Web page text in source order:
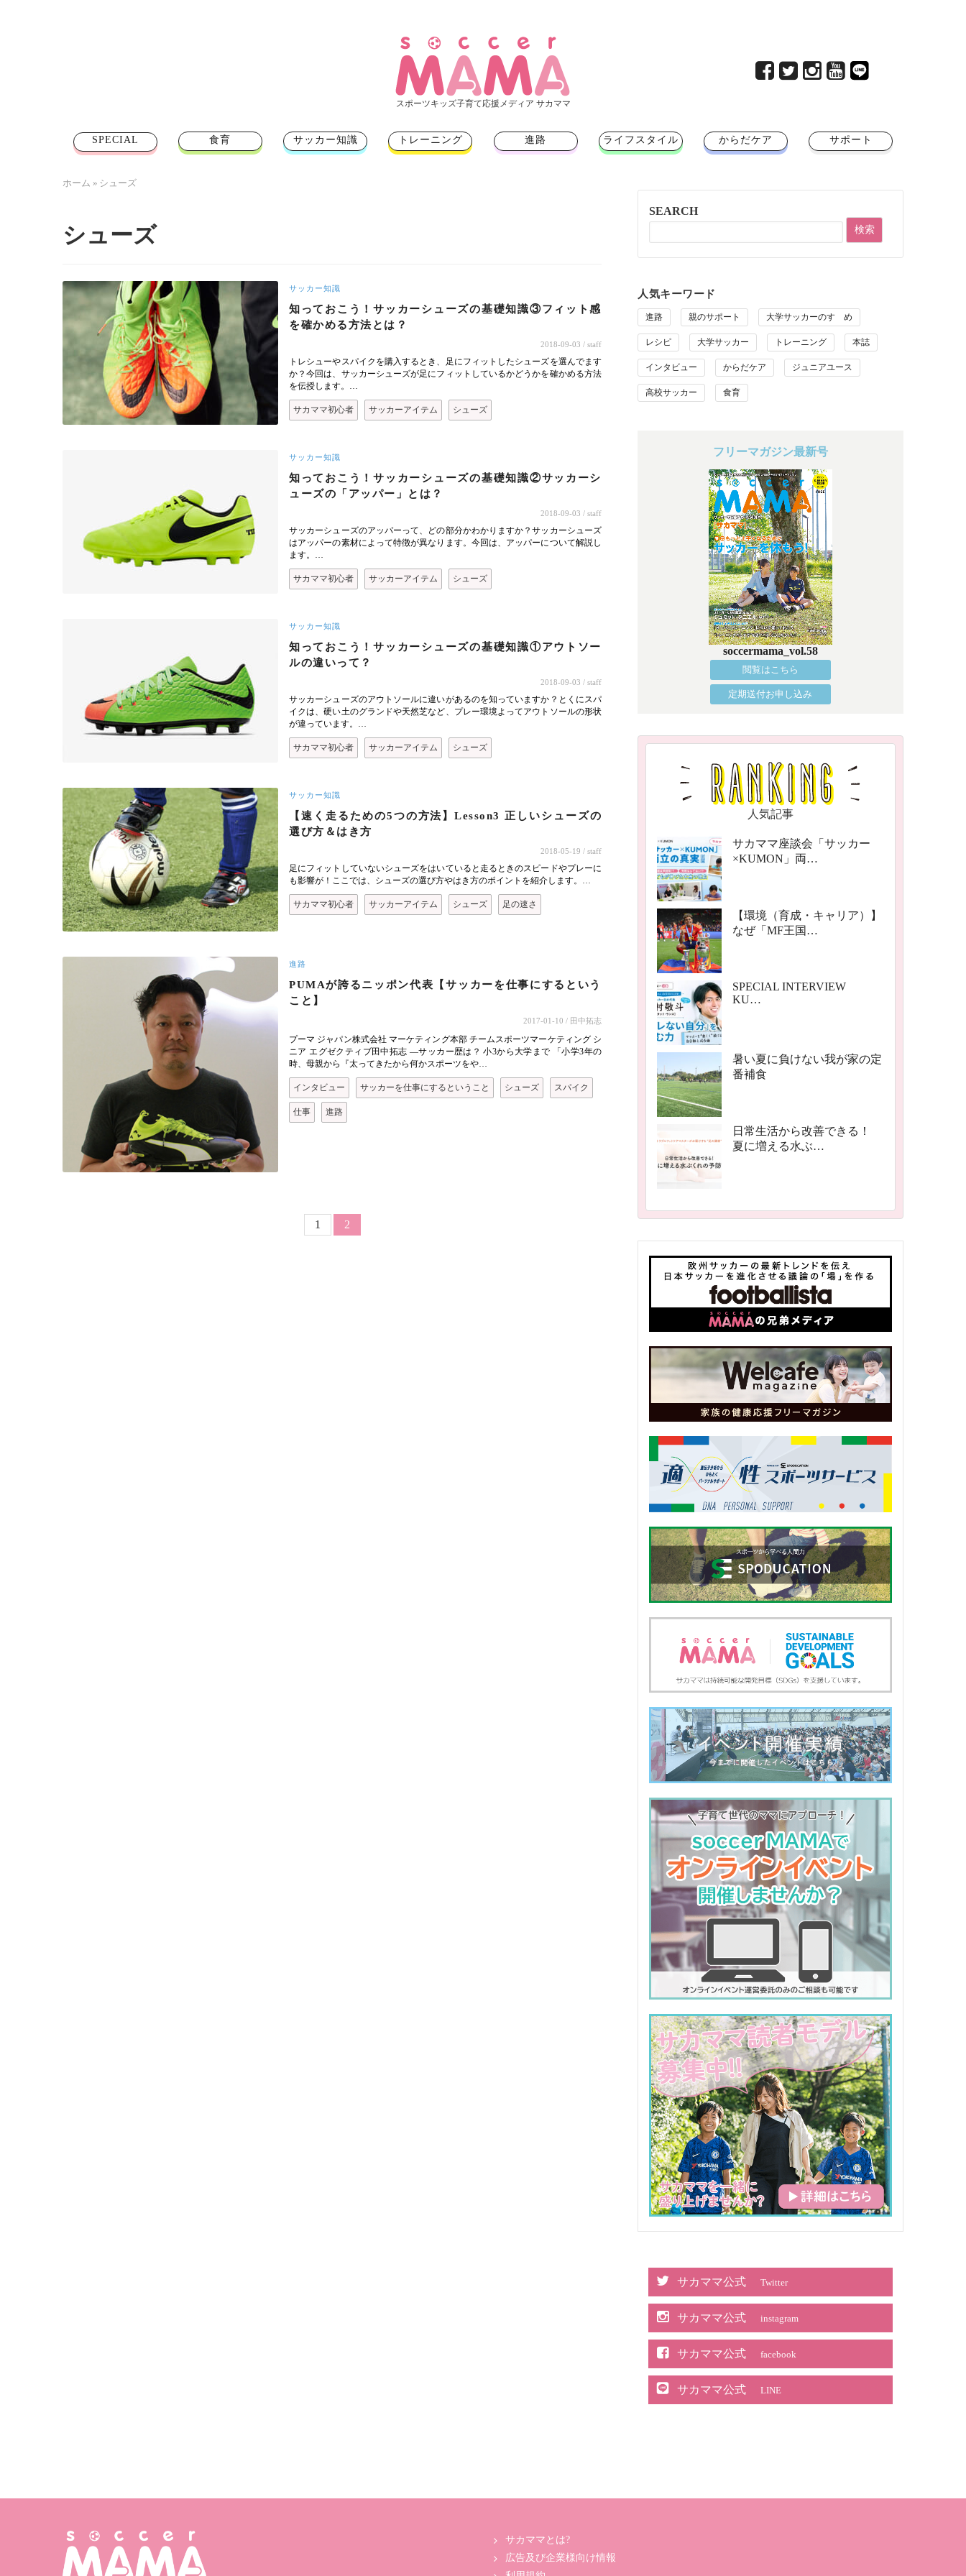
スポーツキッズ子育て応援メディア サカママ
SPECIAL 食育 サッカー知識 トレーニング 進路 ライフスタイル からだケア サポート
ホーム » シューズ
シューズ
サッカー知識
知っておこう！サッカーシューズの基礎知識③フィット感
を確かめる方法とは？
2018-09-03 / staff
トレシューやスパイクを購入するとき、足にフィットしたシューズを選んでます
か？今回は、サッカーシューズが足にフィットしているかどうかを確かめる方法
を伝授します。…
サカママ初心者 サッカーアイテム シューズ
サッカー知識
知っておこう！サッカーシューズの基礎知識②サッカーシ
ューズの「アッパー」とは？
2018-09-03 / staff
サッカーシューズのアッパーって、どの部分かわかりますか？サッカーシューズ
はアッパーの素材によって特徴が異なります。今回は、アッパーについて解説し
ます。…
サカママ初心者 サッカーアイテム シューズ
サッカー知識
知っておこう！サッカーシューズの基礎知識①アウトソー
ルの違いって？
2018-09-03 / staff
サッカーシューズのアウトソールに違いがあるのを知っていますか？とくにスパ
イクは、硬い土のグランドや天然芝など、プレー環境よってアウトソールの形状
が違っています。…
サカママ初心者 サッカーアイテム シューズ
サッカー知識
【速く走るための5つの方法】Lesson3 正しいシューズの
選び方＆はき方
2018-05-19 / staff
足にフィットしていないシューズをはいていると走るときのスピードやプレーに
も影響が！ここでは、シューズの選び方やはき方のポイントを紹介します。…
サカママ初心者 サッカーアイテム シューズ 足の速さ
進路
PUMAが誇るニッポン代表【サッカーを仕事にするという
こと】
2017-01-10 / 田中拓志
プーマ ジャパン株式会社 マーケティング本部 チームスポーツマーケティング シ
ニア エグゼクティブ田中拓志 ―サッカー歴は？ 小3から大学まで 「小学3年の
時、母親から『太ってきたから何かスポーツをや…
インタビュー サッカーを仕事にするということ シューズ スパイク
仕事 進路
ページ送り
Page
1 カレントページ
2
SEARCH
人気キーワード
進路 親のサポート 大学サッカーのすゝめ
レシピ 大学サッカー トレーニング 本誌
インタビュー からだケア ジュニアユース
高校サッカー 食育
フリーマガジン最新号
soccermama_vol.58
閲覧はこちら
定期送付お申し込み
人気記事
サカママ座談会「サッカー
×KUMON」両…
【環境（育成・キャリア）】
なぜ「MF王国…
SPECIAL INTERVIEW
KU…
暑い夏に負けない我が家の定
番補食
日常生活から改善できる！
夏に増える水ぶ…
サカママ公式 Twitter
サカママ公式 instagram
サカママ公式 facebook
サカママ公式 LINE
サカママとは?
広告及び企業様向け情報